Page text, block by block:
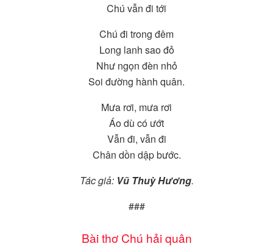
Chú vẫn đi tới
Chú đi trong đêm
Long lanh sao đỏ
Như ngọn đèn nhỏ
Soi đường hành quân.
Mưa rơi, mưa rơi
Áo dù có ướt
Vẫn đi, vẫn đi
Chân dồn dập bước.
Tác giả: Vũ Thuỳ Hương.
###
Bài thơ Chú hải quân